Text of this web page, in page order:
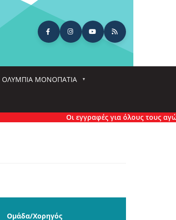
ΟΛΎΜΠΙΑ ΜΟΝΟΠΆΤΙΑ
Οι εγγραφές για όλους τους αγώνες
Ομάδα/Χορηγός